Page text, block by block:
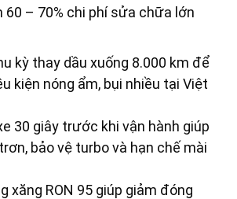
60 – 70% chi phí sửa chữa lớn
kỳ thay dầu xuống 8.000 km để
kiện nóng ẩm, bụi nhiều tại Việt
30 giây trước khi vận hành giúp
bảo vệ turbo và hạn chế mài
xăng RON 95 giúp giảm đóng